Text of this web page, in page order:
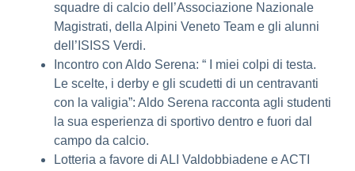
squadre di calcio dell’Associazione Nazionale
Magistrati, della Alpini Veneto Team e gli alunni
dell’ISISS Verdi.
Incontro con Aldo Serena: “ I miei colpi di testa.
Le scelte, i derby e gli scudetti di un centravanti
con la valigia”: Aldo Serena racconta agli studenti
la sua esperienza di sportivo dentro e fuori dal
campo da calcio.
Lotteria a favore di ALI Valdobbiadene e ACTI